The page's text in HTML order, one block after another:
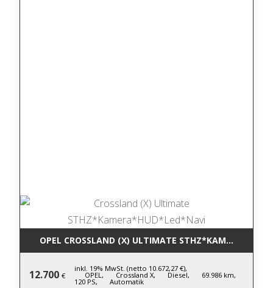
OPEL CROSSLAND (X) ULTIMATE
12.700 €
inkl. 19% MwSt. (netto 10.672,27 €),
OPEL, Crossland X, Diesel, 69.986 km,
120 PS, Automatik